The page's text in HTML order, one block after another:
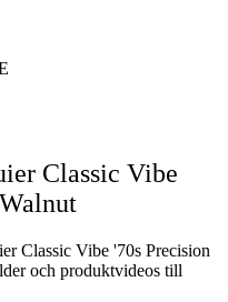
Classic Vibe
Classic Vibe '70s Precision
och produktvideos till